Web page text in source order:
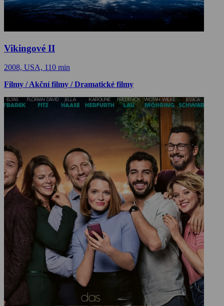
Vikingové II
2008, USA, 110 min
Filmy / Akční filmy / Dramatické filmy